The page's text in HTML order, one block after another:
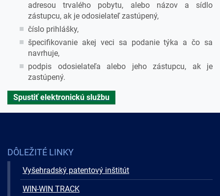
adresou trvalého pobytu, alebo názov a sídlo
zástupcu, ak je odosielateľ zastúpený,
číslo prihlášky,
špecifikovanie akej veci sa podanie týka a čo sa
navrhuje,
podpis odosielateľa alebo jeho zástupcu, ak je
zastúpený.
Spustiť elektronickú službu
DÔLEŽITÉ LINKY
Vyšehradský patentový inštitút
WIN-WIN TRACK